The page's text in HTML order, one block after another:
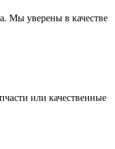
Мы уверены в качестве
или качественные